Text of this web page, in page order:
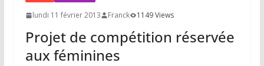
lundi 11 février 2013 Franck 1149 Views
Projet de compétition réservée
aux féminines